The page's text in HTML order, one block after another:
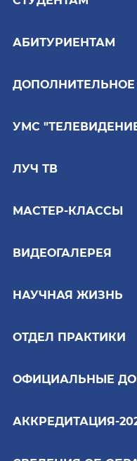
АБИТУРИЕНТАМ
УМС
ЛУЧ ТВ
МАСТЕР-КЛАССЫ
ВИДЕОГАЛЕРЕЯ
НАУЧНАЯ ЖИЗНЬ
ОТДЕЛ ПРАКТИКИ
ОФИЦИАЛЬНЫЕ
АККРЕДИТАЦИЯ-